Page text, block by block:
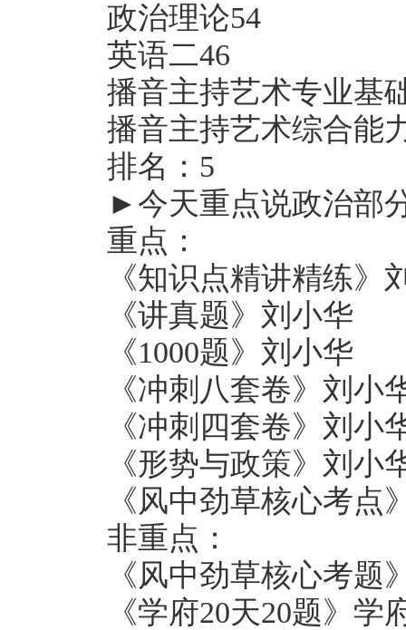
政治理论54
英语二46
播音主持艺术专业基
播音主持艺术综合能
排名：5
►今天重点说政治部
重点：
《知识点精讲精练》
《讲真题》刘小华
《1000题》刘小华
《冲刺八套卷》刘小
《冲刺四套卷》刘小
《形势与政策》刘小
《风中劲草核心考点
非重点：
《风中劲草核心考题
《学府20天20题》学